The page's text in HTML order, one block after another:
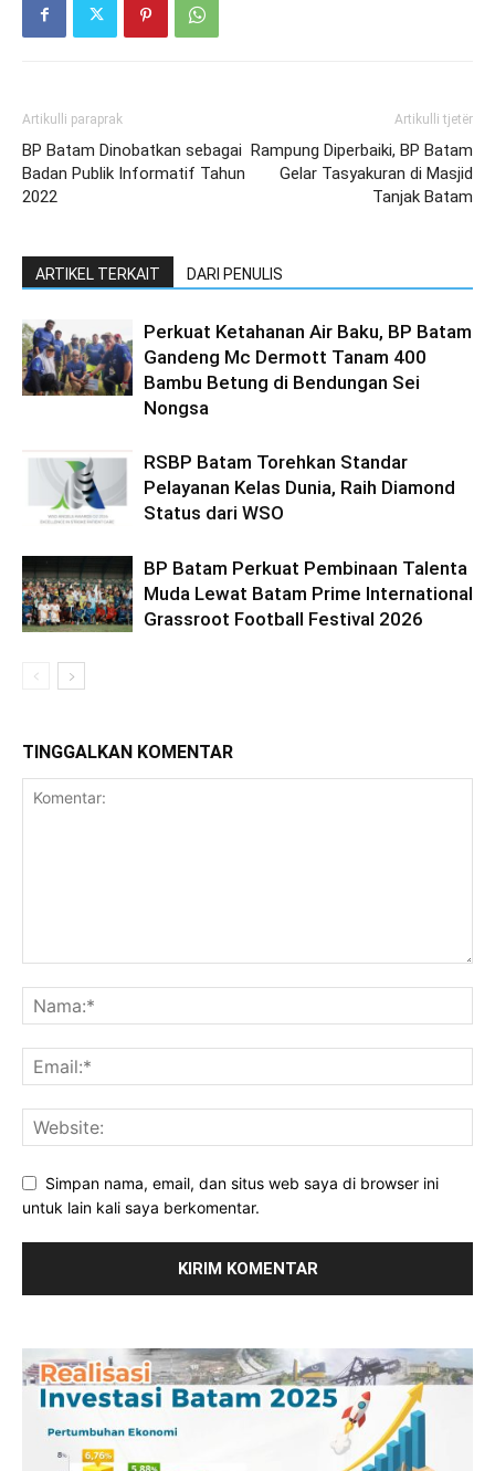
Artikulli paraprak
BP Batam Dinobatkan sebagai
Badan Publik Informatif Tahun
2022
Artikulli tjetër
Rampung Diperbaiki, BP Batam
Gelar Tasyakuran di Masjid
Tanjak Batam
ARTIKEL TERKAIT DARI PENULIS
Perkuat Ketahanan Air Baku, BP Batam
Gandeng Mc Dermott Tanam 400
Bambu Betung di Bendungan Sei
Nongsa
RSBP Batam Torehkan Standar
Pelayanan Kelas Dunia, Raih Diamond
Status dari WSO
BP Batam Perkuat Pembinaan Talenta
Muda Lewat Batam Prime International
Grassroot Football Festival 2026
TINGGALKAN KOMENTAR
Simpan nama, email, dan situs web saya di browser ini
untuk lain kali saya berkomentar.